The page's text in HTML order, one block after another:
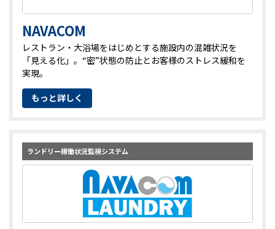
NAVACOM
レストラン・大浴場をはじめとする施設内の混雑状況を
「見える化」。“密”状態の防止とお客様のストレス緩和を
実現。
もっと詳しく
ランドリー稼働状況監視システム